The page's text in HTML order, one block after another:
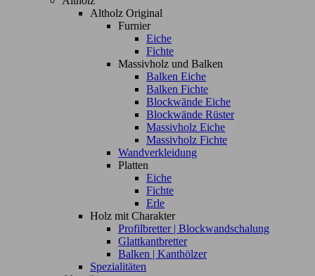
Altholz Original
Furnier
Eiche
Fichte
Massivholz und Balken
Balken Eiche
Balken Fichte
Blockwände Eiche
Blockwände Rüster
Massivholz Eiche
Massivholz Fichte
Wandverkleidung
Platten
Eiche
Fichte
Erle
Holz mit Charakter
Profilbretter | Blockwandschalung
Glattkantbretter
Balken | Kanthölzer
Spezialitäten